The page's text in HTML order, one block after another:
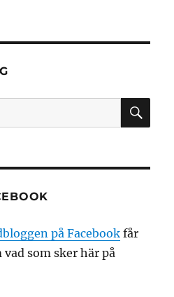
på Facebookfår
som sker här på